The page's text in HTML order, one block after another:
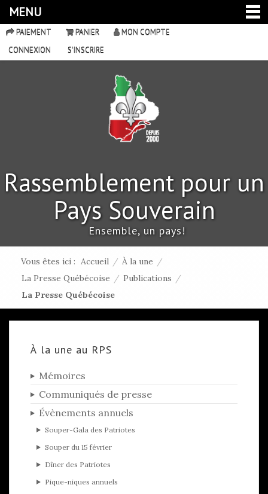
MENU
PAIEMENT PANIER
MON COMPTE
CONNEXION
S'INSCRIRE
Rassemblement pour un
Pays Souverain
Ensemble, un pays!
Vous êtes ici : Accueil / À la une /
La Presse Québécoise / Publications /
La Presse Québécoise
À la une au RPS
Mémoires
Communiqués de presse
Évènements annuels
Souper-Gala des Patriotes
Souper du 15 février
Dîner des Patriotes
Pique-niques annuels